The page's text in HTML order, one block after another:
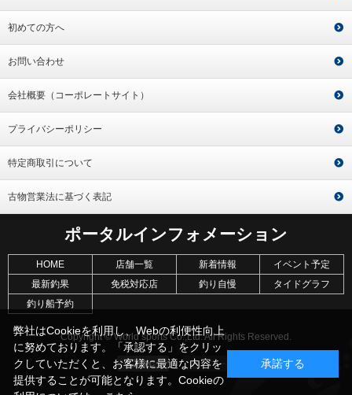
初めての方へ
お問い合わせ
会社概要（コーポレートサイト）
プライバシーポリシー
特定商取引について
古物営業法に基づく表記
ポータルインフォメーション
HOME 店舗一覧 新着情報
イベント予定
最新釣果
免税対応店 釣り自慢
タイドグラフ
釣り船予約
Copyright © World sports Co.,Ltd. All Rights Reserved.
弊社はCookieを利用し、Webの利便性向上
に努めております。「承認する」をクリッ
クしていただくと、お客様に最適な内容を
提供することが可能となります。Cookieの
承諾する